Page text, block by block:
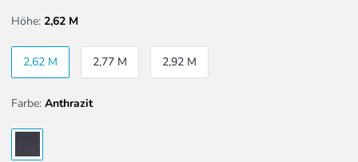
Höhe: 2,62 M
2,62 M 2,77 M 2,92 M
Farbe: Anthrazit